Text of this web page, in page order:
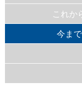
これか
今ま